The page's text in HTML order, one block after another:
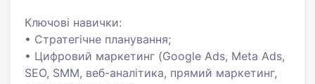
Ключові навички:
• Стратегічне планування;
• Цифровий маркетинг (Google Ads, Meta Ads,
SEO, SMM, веб-аналітика, прямий маркетинг,